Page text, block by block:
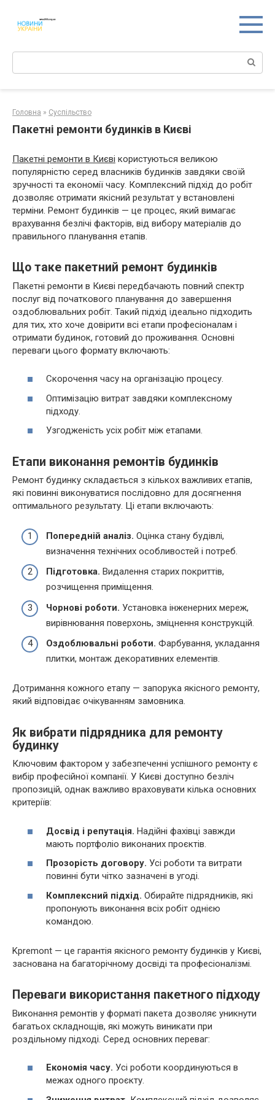
контенту
Поиск:
Головна » Суспільство
Пакетні ремонти будинків в Києві
Пакетні ремонти в Києві користуються великою
популярністю серед власників будинків завдяки своїй
зручності та економії часу. Комплексний підхід до робіт
дозволяє отримати якісний результат у встановлені
терміни. Ремонт будинків — це процес, який вимагає
врахування безлічі факторів, від вибору матеріалів до
правильного планування етапів.
Що таке пакетний ремонт будинків
Пакетні ремонти в Києві передбачають повний спектр
послуг від початкового планування до завершення
оздоблювальних робіт. Такий підхід ідеально підходить
для тих, хто хоче довірити всі етапи професіоналам і
отримати будинок, готовий до проживання. Основні
переваги цього формату включають:
Скорочення часу на організацію процесу.
Оптимізацію витрат завдяки комплексному
підходу.
Узгодженість усіх робіт між етапами.
Етапи виконання ремонтів будинків
Ремонт будинку складається з кількох важливих етапів,
які повинні виконуватися послідовно для досягнення
оптимального результату. Ці етапи включають:
Попередній аналіз. Оцінка стану будівлі,
визначення технічних особливостей і потреб.
Підготовка. Видалення старих покриттів,
розчищення приміщення.
Чорнові роботи. Установка інженерних мереж,
вирівнювання поверхонь, зміцнення конструкцій.
Оздоблювальні роботи. Фарбування, укладання
плитки, монтаж декоративних елементів.
Дотримання кожного етапу — запорука якісного ремонту,
який відповідає очікуванням замовника.
Як вибрати підрядника для ремонту
будинку
Ключовим фактором у забезпеченні успішного ремонту є
вибір професійної компанії. У Києві доступно безліч
пропозицій, однак важливо враховувати кілька основних
критеріїв:
Досвід і репутація. Надійні фахівці завжди
мають портфоліо виконаних проєктів.
Прозорість договору. Усі роботи та витрати
повинні бути чітко зазначені в угоді.
Комплексний підхід. Обирайте підрядників, які
пропонують виконання всіх робіт однією
командою.
Kpremont — це гарантія якісного ремонту будинків у Києві,
заснована на багаторічному досвіді та професіоналізмі.
Переваги використання пакетного підходу
Виконання ремонтів у форматі пакета дозволяє уникнути
багатьох складнощів, які можуть виникати при
роздільному підході. Серед основних переваг:
Економія часу. Усі роботи координуються в
межах одного проєкту.